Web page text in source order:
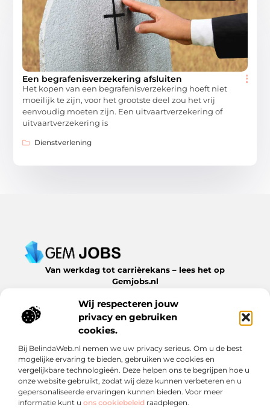
Wij respecteren jouw
privacy en gebruiken
cookies.
Bij BelindaWeb.nl nemen we uw privacy serieus. Om u de best
mogelijke ervaring te bieden, gebruiken we cookies en
vergelijkbare technologieën. Deze helpen ons te begrijpen hoe u
onze website gebruikt, zodat wij deze kunnen verbeteren en u
gepersonaliseerde ervaringen kunnen bieden. Voor meer
informatie kunt u ons cookiebeleid raadplegen.
Een begrafenisverzekering afsluiten
Het kopen van een begrafenisverzekering hoeft niet
moeilijk te zijn, voor het grootste deel zou het vrij
eenvoudig moeten zijn. Een uitvaartverzekering of
uitvaartverzekering is
Dienstverlening
Van werkdag tot carrièrekans – lees het op
Gemjobs.nl
arbeidsmarkt en jouw loopbaan te bieden hebben.
Bericht categorie
Onze informatie